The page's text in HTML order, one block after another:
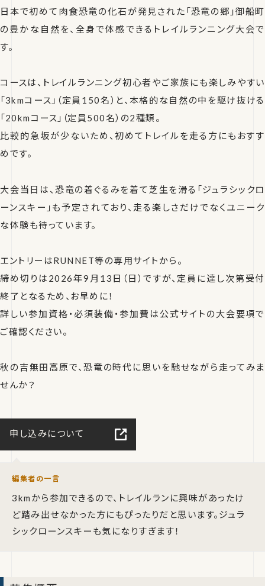
日本で初めて肉食恐竜の化石が発見された「恐竜の郷」御船町
の豊かな自然を、全身で体感できるトレイルランニング大会で
す。
コースは、トレイルランニング初心者やご家族にも楽しみやすい
「3kmコース」（定員150名）と、本格的な自然の中を駆け抜ける
「20kmコース」（定員500名）の2種類。
比較的急坂が少ないため、初めてトレイルを走る方にもおすす
めです。
大会当日は、恐竜の着ぐるみを着て芝生を滑る「ジュラシックロ
ーンスキー」も予定されており、走る楽しさだけでなくユニーク
な体験も待っています。
エントリーはRUNNET等の専用サイトから。
締め切りは2026年9月13日（日）ですが、定員に達し次第受付
終了となるため、お早めに！
詳しい参加資格・必須装備・参加費は公式サイトの大会要項で
ご確認ください。
秋の吉無田高原で、恐竜の時代に思いを馳せながら走ってみま
せんか？
申し込みについて
編集者の一言
3kmから参加できるので、トレイルランに興味があったけ
ど踏み出せなかった方にもぴったりだと思います。ジュラ
シックローンスキーも気になりすぎます！